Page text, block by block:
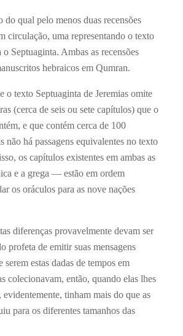
do qual pelo menos duas recensões
circulação, uma representando o texto
Septuaginta. Ambas as recensões
hebraicos em Qumran.
o texto Septuaginta de Jeremias omite
(cerca de seis ou sete capítulos) que o
e que contém cerca de 100
não há passagens equivalentes no texto
os capítulos existentes em ambas as
e a grega — estão em ordem
os oráculos para as nove nações
diferenças provavelmente devam ser
profeta de emitir suas mensagens
serem estas dadas de tempos em
colecionavam, então, quando elas lhes
tinham mais do que as
para os diferentes tamanhos das